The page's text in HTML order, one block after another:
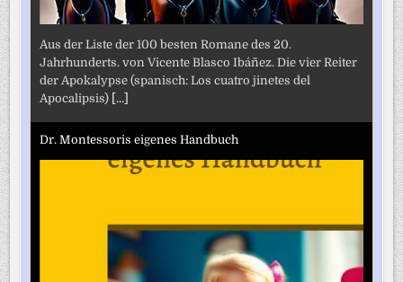
Aus der Liste der 100 besten Romane des 20.
Jahrhunderts. von Vicente Blasco Ibáñez. Die vier Reiter
der Apokalypse (spanisch: Los cuatro jinetes del
Apocalipsis) [...]
Dr. Montessoris eigenes Handbuch